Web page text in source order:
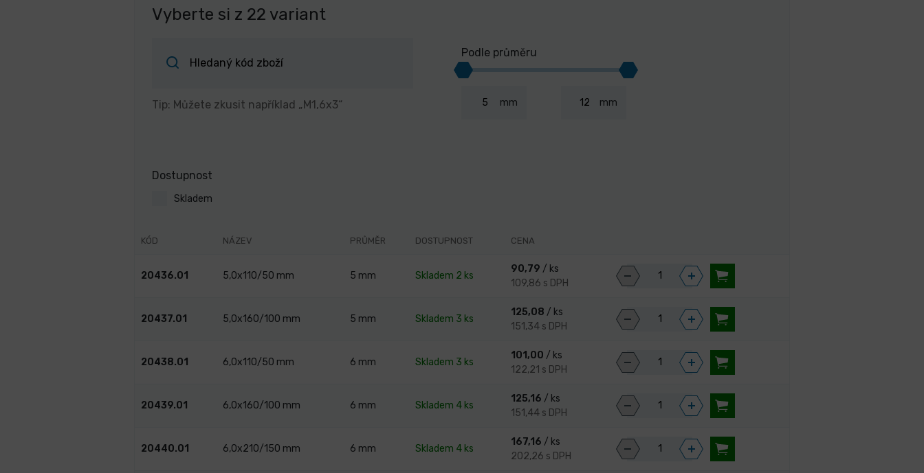
Vyberte si z 22 variant
Tip: Můžete zkusit například „M1,6x3“
Podle průměru
mm mm
Dostupnost
Skladem
KÓD NÁZEV PRŮMĚR DOSTUPNOST CENA
20436.01 5,0x110/50 mm 5 mm Skladem 2 ks
90,79 / ks
109,86 s DPH
20437.01 5,0x160/100 mm 5 mm Skladem 3 ks
125,08 / ks
151,34 s DPH
20438.01 6,0x110/50 mm 6 mm Skladem 3 ks
101,00 / ks
122,21 s DPH
20439.01 6,0x160/100 mm 6 mm Skladem 4 ks
125,16 / ks
151,44 s DPH
20440.01 6,0x210/150 mm 6 mm Skladem 4 ks
167,16 / ks
202,26 s DPH